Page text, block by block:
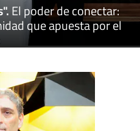
.El poder de conectar:
que apuesta por el